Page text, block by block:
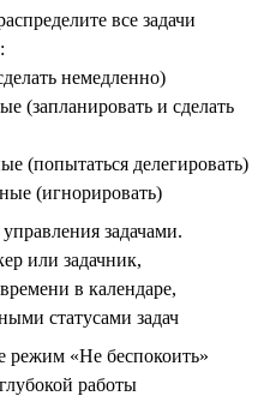
все задачи
немедленно)
(запланировать и сделать
(попытаться делегировать)
(игнорировать)
задачами.
или задачник,
в календаре,
статусами задач
режим «Не беспокоить»
работы